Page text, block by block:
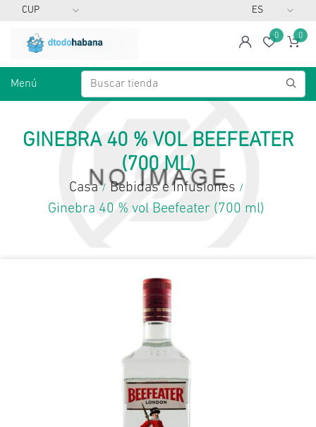
spanLista
0 0
Menú
GINEBRA 40 % VOL BEEFEATER
(700 ML)
Casa / Bebidas e Infusiones /
Ginebra 40 % vol Beefeater (700 ml)